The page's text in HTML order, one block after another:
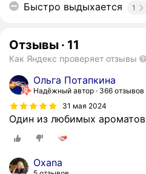
Быстро выдыхается 1
Отзывы · 11
Как Яндекс проверяет отзывы
Ольга Потапкина
Надёжный автор
366 отзывов
31 мая 2024
Один из любимых ароматов
Oxana